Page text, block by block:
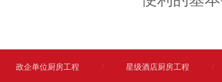
政企单位厨房工程 / 星级酒店厨房工程 /